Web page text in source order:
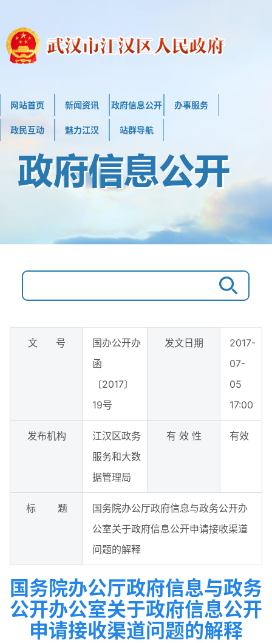
网站首页 新闻资讯 政府信息公开 办事服务
政民互动 魅力江汉 站群导航
文 号
国办公开办
函
〔2017〕
19号
发文日期
2017-
07-
05
17:00
发布机构
江汉区政务
服务和大数
据管理局
有 效 性 有效
标 题
国务院办公厅政府信息与政务公开办
公室关于政府信息公开申请接收渠道
问题的解释
国务院办公厅政府信息与政务
公开办公室关于政府信息公开
申请接收渠道问题的解释